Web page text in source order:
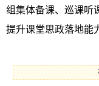
组集体备课、巡课听
提升课堂思政落地能